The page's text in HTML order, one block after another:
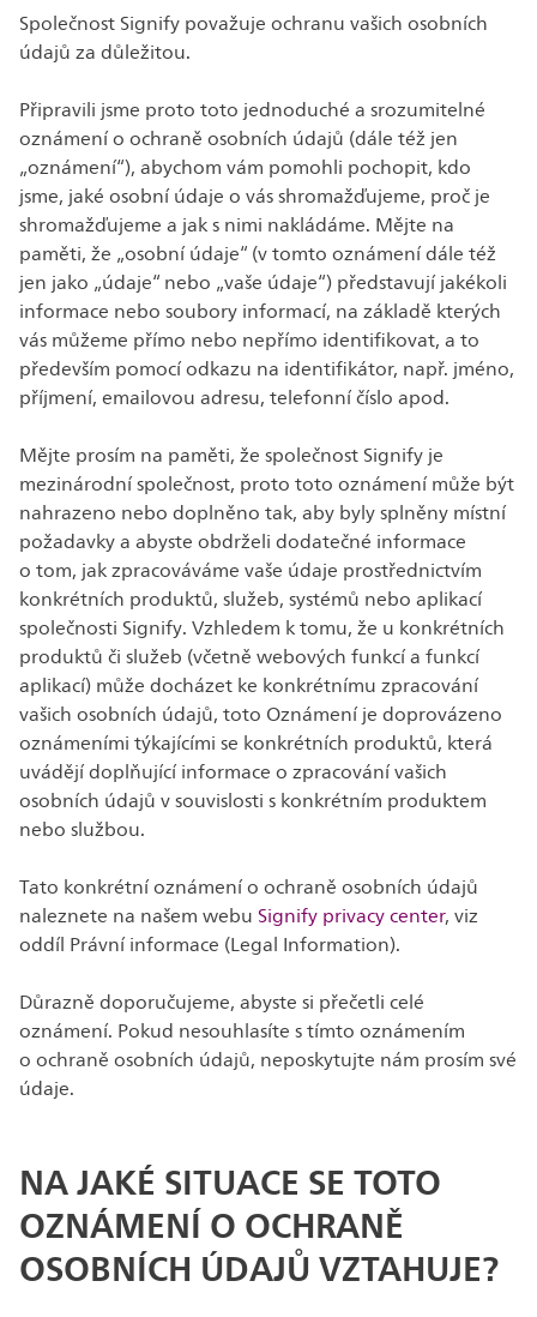
Společnost Signify považuje ochranu vašich osobních
údajů za důležitou.
Připravili jsme proto toto jednoduché a srozumitelné
oznámení o ochraně osobních údajů (dále též jen
„oznámení“), abychom vám pomohli pochopit, kdo
jsme, jaké osobní údaje o vás shromažďujeme, proč je
shromažďujeme a jak s nimi nakládáme. Mějte na
paměti, že „osobní údaje“ (v tomto oznámení dále též
jen jako „údaje“ nebo „vaše údaje“) představují jakékoli
informace nebo soubory informací, na základě kterých
vás můžeme přímo nebo nepřímo identifikovat, a to
především pomocí odkazu na identifikátor, např. jméno,
příjmení, emailovou adresu, telefonní číslo apod.
Mějte prosím na paměti, že společnost Signify je
mezinárodní společnost, proto toto oznámení může být
nahrazeno nebo doplněno tak, aby byly splněny místní
požadavky a abyste obdrželi dodatečné informace
o tom, jak zpracováváme vaše údaje prostřednictvím
konkrétních produktů, služeb, systémů nebo aplikací
společnosti Signify. Vzhledem k tomu, že u konkrétních
produktů či služeb (včetně webových funkcí a funkcí
aplikací) může docházet ke konkrétnímu zpracování
vašich osobních údajů, toto Oznámení je doprovázeno
oznámeními týkajícími se konkrétních produktů, která
uvádějí doplňující informace o zpracování vašich
osobních údajů v souvislosti s konkrétním produktem
nebo službou.
Tato konkrétní oznámení o ochraně osobních údajů
naleznete na našem webu Signify privacy center, viz
oddíl Právní informace (Legal Information).
Důrazně doporučujeme, abyste si přečetli celé
oznámení. Pokud nesouhlasíte s tímto oznámením
o ochraně osobních údajů, neposkytujte nám prosím své
údaje.
NA JAKÉ SITUACE SE TOTO
OZNÁMENÍ O OCHRANĚ
OSOBNÍCH ÚDAJŮ VZTAHUJE?